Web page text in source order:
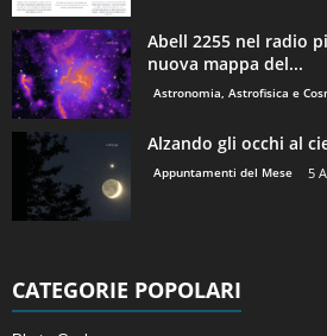
Abell 2255 nel radio
nuova mappa del...
Astronomia, Astrofisica e
Alzando gli occhi al
Appuntamenti del Mese 5
CATEGORIE POPOLARI